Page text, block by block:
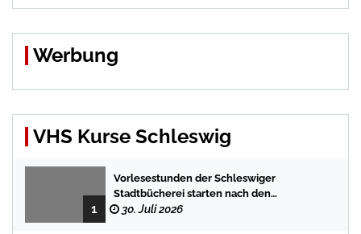
Werbung
VHS Kurse Schleswig
1
Vorlesestunden der Schleswiger
Stadtbücherei starten nach den
Sommerferien mit spannenden
30. Juli 2026